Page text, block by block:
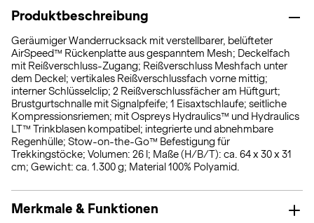
Produktbeschreibung
Geräumiger Wanderrucksack mit verstellbarer, belüfteter
AirSpeed™ Rückenplatte aus gespanntem Mesh; Deckelfach
mit Reißverschluss-Zugang; Reißverschluss Meshfach unter
dem Deckel; vertikales Reißverschlussfach vorne mittig;
interner Schlüsselclip; 2 Reißverschlussfächer am Hüftgurt;
Brustgurtschnalle mit Signalpfeife; 1 Eisaxtschlaufe; seitliche
Kompressionsriemen; mit Ospreys Hydraulics™ und Hydraulics
LT™ Trinkblasen kompatibel; integrierte und abnehmbare
Regenhülle; Stow-on-the-Go™ Befestigung für
Trekkingstöcke; Volumen: 26 l; Maße (H/B/T): ca. 64 x 30 x 31
cm; Gewicht: ca. 1.300 g; Material 100% Polyamid.
Merkmale & Funktionen